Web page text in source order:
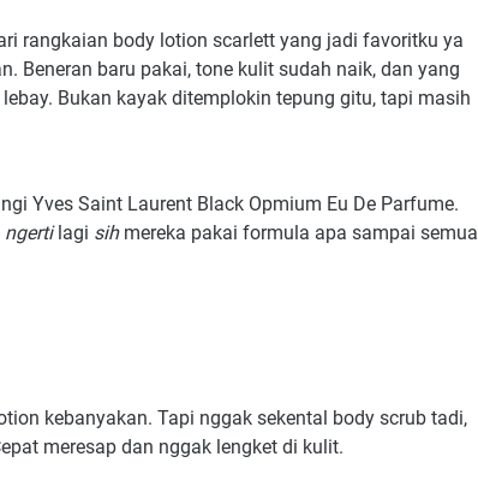
rangkaian body lotion scarlett yang jadi favoritku ya
Beneran baru pakai, tone kulit sudah naik, dan yang
Bukan kayak ditemplokin tepung gitu, tapi masih
Yves Saint Laurent Black Opmium Eu De Parfume.
ngertilagi sihmereka pakai formula apa sampai semua
kebanyakan. Tapi nggak sekental body scrub tadi,
meresap dan nggak lengket di kulit.